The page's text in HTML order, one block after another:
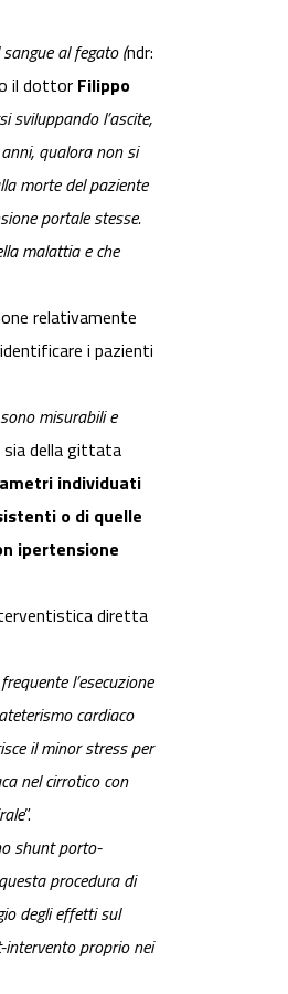
al fegato (ndr:
il dottor Filippo
sviluppando l’ascite,
qualora non si
morte del paziente
portale stesse.
malattia e che
relativamente
i pazienti
misurabili e
della gittata
individuati
o di quelle
ipertensione
diretta
l’esecuzione
cardiaco
il minor stress per
nel cirrotico con
”.
shunt porto-
procedura di
degli effetti sul
intervento proprio nei